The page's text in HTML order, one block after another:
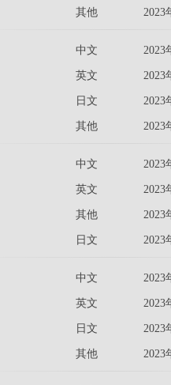
其他 2023
中文 2023
英文 2023
日文 2023
其他 2023
中文 2023
英文 2023
其他 2023
日文 2023
中文 2023
英文 2023
日文 2023
其他 2023